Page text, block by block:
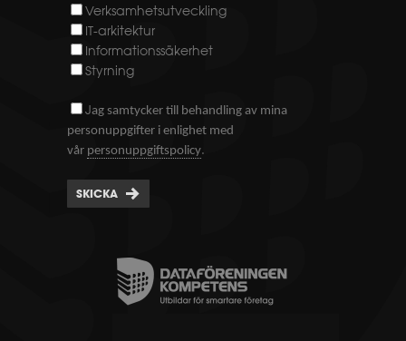
Verksamhetsutveckling
IT-arkitektur
Informationssäkerhet
Styrning
Jag samtycker till behandling av mina
personuppgifter i enlighet med
vår personuppgiftspolicy.
SKICKA